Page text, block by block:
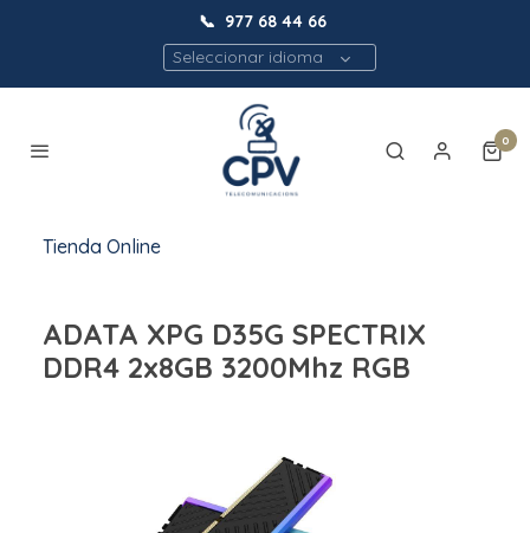
📞 977 68 44 66
Seleccionar idioma
0
Tienda Online
ADATA XPG D35G SPECTRIX
DDR4 2x8GB 3200Mhz RGB